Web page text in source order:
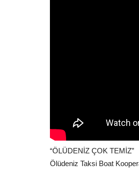
“ÖLÜDENİZ ÇOK TEMİZ”
Ölüdeniz Taksi Boat